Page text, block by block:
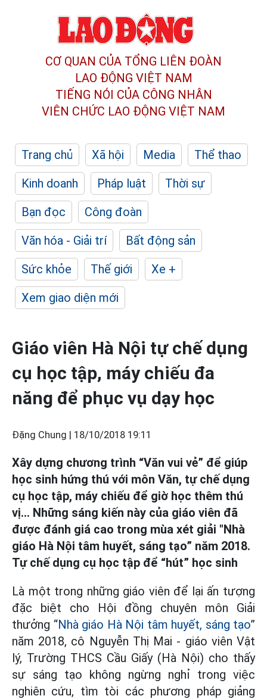
CƠ QUAN CỦA TỔNG LIÊN ĐOÀN
LAO ĐỘNG VIỆT NAM
TIẾNG NÓI CỦA CÔNG NHÂN
VIÊN CHỨC LAO ĐỘNG VIỆT NAM
Trang chủ Xã hội Media
Thể thao
Kinh doanh
Pháp luật
Thời sự
Bạn đọc
Công đoàn
Văn hóa - Giải trí
Bất động sản
Sức khỏe
Thế giới
Xe +
Xem giao diện mới
Giáo viên Hà Nội tự chế dụng
cụ học tập, máy chiếu đa
năng để phục vụ dạy học
Đặng Chung | 18/10/2018 19:11
Xây dựng chương trình “Văn vui vẻ” để giúp
học sinh hứng thú với môn Văn, tự chế dụng
cụ học tập, máy chiếu để giờ học thêm thú
vị… Những sáng kiến này của giáo viên đã
được đánh giá cao trong mùa xét giải "Nhà
giáo Hà Nội tâm huyết, sáng tạo” năm 2018.
Tự chế dụng cụ học tập để “hút” học sinh
Là một trong những giáo viên để lại ấn tượng
đặc biệt cho Hội đồng chuyên môn Giải
thưởng “Nhà giáo Hà Nội tâm huyết, sáng tạo”
năm 2018, cô Nguyễn Thị Mai - giáo viên Vật
lý, Trường THCS Cầu Giấy (Hà Nội) cho thấy
sự sáng tạo không ngừng nghỉ trong việc
nghiên cứu, tìm tòi các phương pháp giảng